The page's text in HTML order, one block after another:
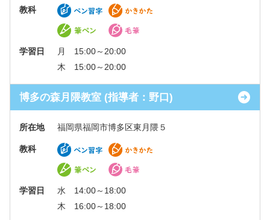
教科
学習日
月 15:00～20:00
木 15:00～20:00
博多の森月隈教室 (指導者：野口)
所在地 福岡県福岡市博多区東月隈５
教科
学習日
水 14:00～18:00
木 16:00～18:00